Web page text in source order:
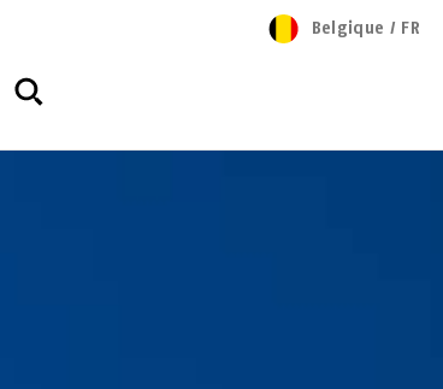
Belgique / FR